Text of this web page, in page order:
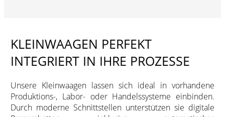
KLEINWAAGEN PERFEKT
INTEGRIERT IN IHRE PROZESSE
Unsere Kleinwaagen lassen sich ideal in vorhandene
Produktions-, Labor- oder Handelssysteme einbinden.
Durch moderne Schnittstellen unterstützen sie digitale